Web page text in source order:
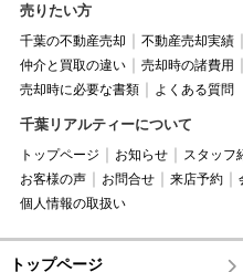
売りたい方
千葉の不動産売却 不動産売却実績
仲介と買取の違い
売却時の諸費用
売却時に必要な書類
よくある質問
千葉リアルティーについて
トップページ お知らせ スタッフ
お客様の声
お問合せ 来店予約
個人情報の取扱い
トップページ